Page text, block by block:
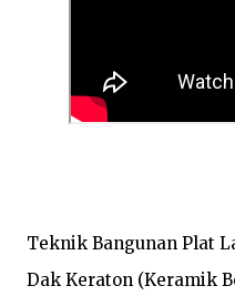
Teknik Bangunan Plat
Dak Keraton (Keramik